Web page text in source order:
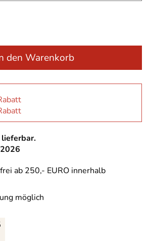
den Warenkorb
ab 250,- EURO innerhalb
möglich